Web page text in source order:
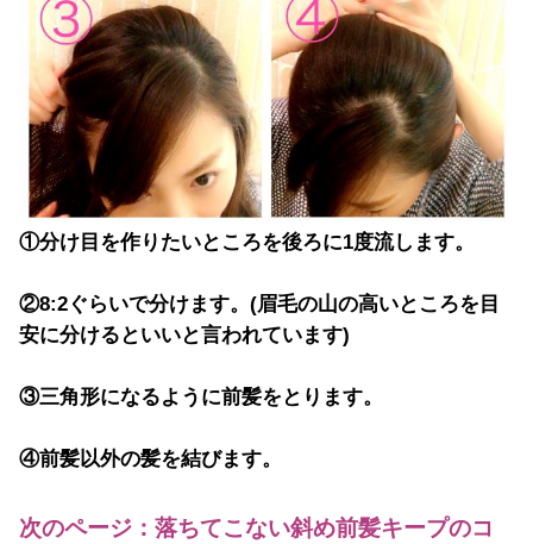
①分け目を作りたいところを後ろに1度流します。
②8:2ぐらいで分けます。(眉毛の山の高いところを目
安に分けるといいと言われています)
③三角形になるように前髪をとります。
④前髪以外の髪を結びます。
次のページ：落ちてこない斜め前髪キープのコ